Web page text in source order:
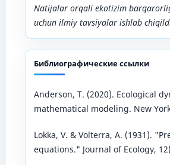
Natijalar orqali ekotizim
uchun ilmiy tavsiyalar ishlab
Библиографические ссылки
Anderson, T. (2020). Ecological
mathematical modeling. New
Lokka, V. & Volterra, A. (1931).
equations." Journal of Ecology,